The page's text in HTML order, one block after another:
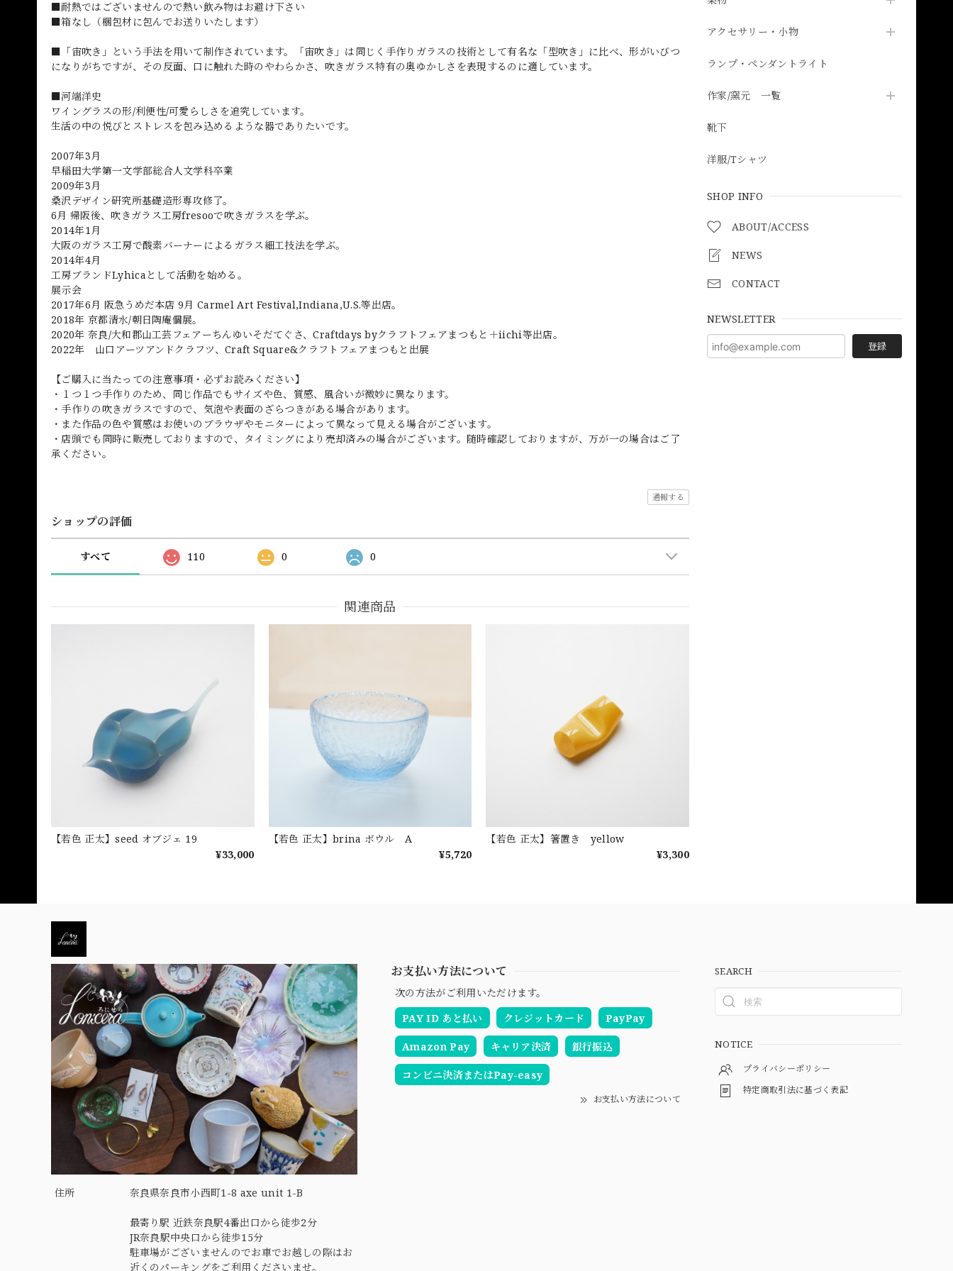
アクセサリー・小物
ランプ・ペンダントライト
作家/窯元 一覧
靴下
洋服/Tシャツ
SHOP INFO
ABOUT/ACCESS
NEWS
CONTACT
NEWSLETTER
登録
■耐熱ではございませんので熱い飲み物はお避け下さい
■箱なし（梱包材に包んでお送りいたします）
■「宙吹き」という手法を用いて制作されています。「宙吹き」は同じく手作りガラスの技術として有名な「型吹き」に比べ、形がいびつ
になりがちですが、その反面、口に触れた時のやわらかさ、吹きガラス特有の奥ゆかしさを表現するのに適しています。
■河端洋史
ワイングラスの形/利便性/可愛らしさを追究しています。
生活の中の悦びとストレスを包み込めるような器でありたいです。
2007年3月
早稲田大学第一文学部総合人文学科卒業
2009年3月
桑沢デザイン研究所基礎造形専攻修了。
6月 帰阪後、吹きガラス工房fresooで吹きガラスを学ぶ。
2014年1月
大阪のガラス工房で酸素バーナーによるガラス細工技法を学ぶ。
2014年4月
工房ブランドLyhicaとして活動を始める。
展示会
2017年6月 阪急うめだ本店 9月 Carmel Art Festival,Indiana,U.S.等出店。
2018年 京都清水/朝日陶庵個展。
2020年 奈良/大和郡山工芸フェアーちんゆいそだてぐさ、Craftdays byクラフトフェアまつもと＋iichi等出店。
2022年 山口アーツアンドクラフツ、Craft Square&クラフトフェアまつもと出展
【ご購入に当たっての注意事項・必ずお読みください】
・１つ１つ手作りのため、同じ作品でもサイズや色、質感、風合いが微妙に異なります。
・手作りの吹きガラスですので、気泡や表面のざらつきがある場合があります。
・また作品の色や質感はお使いのブラウザやモニターによって異なって見える場合がございます。
・店頭でも同時に販売しておりますので、タイミングにより売却済みの場合がございます。随時確認しておりますが、万が一の場合はご了
承ください。
通報する
ショップの評価
すべて 110 0 0
関連商品
【若色 正太】seed オブジェ 19
¥33,000
【若色 正太】brina ボウル A
¥5,720
【若色 正太】箸置き yellow
¥3,300
住所 奈良県奈良市小西町1-8 axe unit 1-B
最寄り駅 近鉄奈良駅4番出口から徒歩2分
JR奈良駅中央口から徒歩15分
駐車場がございませんのでお車でお越しの際はお
近くのパーキングをご利用くださいませ。
お支払い方法について
次の方法がご利用いただけます。
PAY ID あと払い
クレジットカード PayPay
Amazon Pay キャリア決済 銀行振込
コンビニ決済またはPay-easy
お支払い方法について
SEARCH
NOTICE
プライバシーポリシー
特定商取引法に基づく表記